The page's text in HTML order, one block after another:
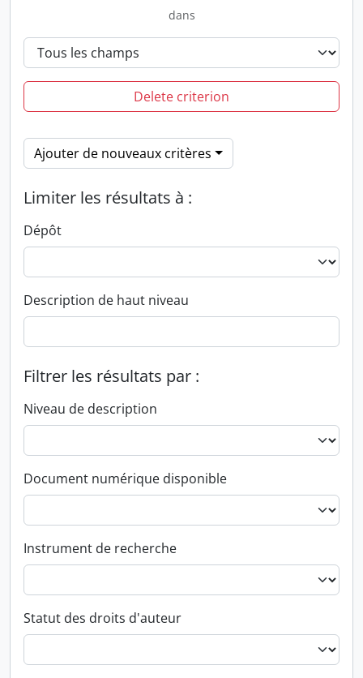
dans
Delete criterion
Ajouter de nouveaux critères
Limiter les résultats à :
Dépôt
Description de haut niveau
Filtrer les résultats par :
Niveau de description
Document numérique disponible
Instrument de recherche
Statut des droits d'auteur